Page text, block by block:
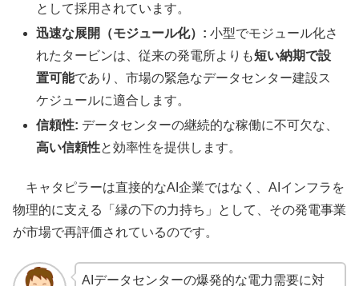
として採用されています。
迅速な展開（モジュール化）: 小型でモジュール化さ
れたタービンは、従来の発電所よりも短い納期で設
置可能であり、市場の緊急なデータセンター建設ス
ケジュールに適合します。
信頼性: データセンターの継続的な稼働に不可欠な、
高い信頼性と効率性を提供します。
キャタピラーは直接的なAI企業ではなく、AIインフラを
物理的に支える「縁の下の力持ち」として、その発電事業
が市場で再評価されているのです。
AIデータセンターの爆発的な電力需要に対